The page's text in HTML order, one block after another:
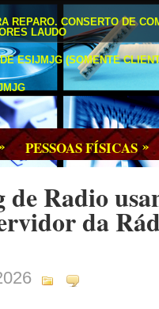
REPARO. CONSERTO DE
LAUDO
ESIJMJG (SOMENTE
PESSOAS FÍSICAS »
Radio
da